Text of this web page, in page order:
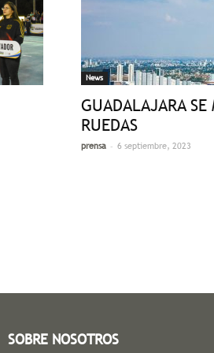
News
GUADALAJARA SE
RUEDAS
prensa - 6 septiembre, 2023
SOBRE NOSOTROS